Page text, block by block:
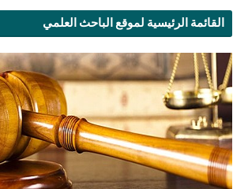
القائمة الرئيسية لموقع الباحث العلمي